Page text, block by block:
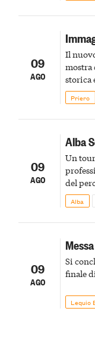
09
AGO
Il
mostra
storica
Priero
09
AGO
Alba
Un
del
Alba
09
AGO
Si
finale
Lequio